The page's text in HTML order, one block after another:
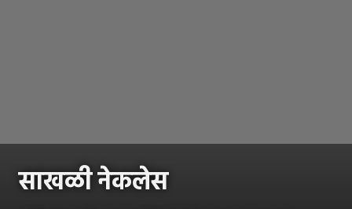
साखळी नेकलेस